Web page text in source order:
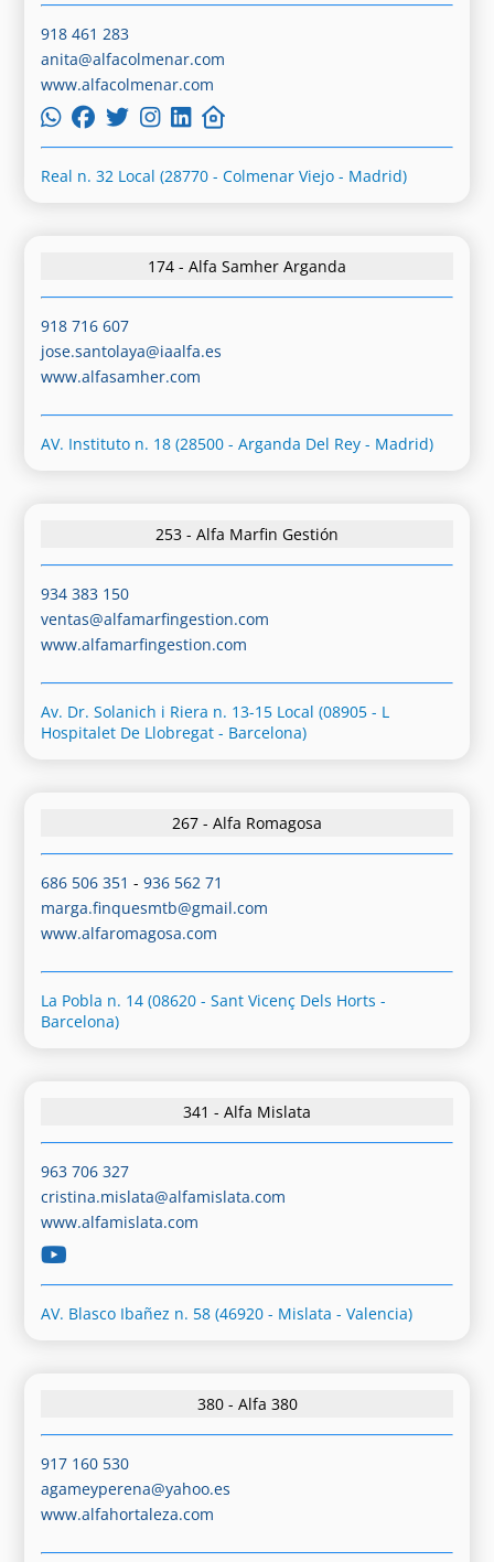
918 461 283
anita@alfacolmenar.com
www.alfacolmenar.com
Real n. 32 Local (28770 - Colmenar Viejo - Madrid)
174 - Alfa Samher Arganda
918 716 607
jose.santolaya@iaalfa.es
www.alfasamher.com
AV. Instituto n. 18 (28500 - Arganda Del Rey - Madrid)
253 - Alfa Marfin Gestión
934 383 150
ventas@alfamarfingestion.com
www.alfamarfingestion.com
Av. Dr. Solanich i Riera n. 13-15 Local (08905 - L
Hospitalet De Llobregat - Barcelona)
267 - Alfa Romagosa
686 506 351 -936 562 71
marga.finquesmtb@gmail.com
www.alfaromagosa.com
La Pobla n. 14 (08620 - Sant Vicenç Dels Horts -
Barcelona)
341 - Alfa Mislata
963 706 327
cristina.mislata@alfamislata.com
www.alfamislata.com
AV. Blasco Ibañez n. 58 (46920 - Mislata - Valencia)
380 - Alfa 380
917 160 530
agameyperena@yahoo.es
www.alfahortaleza.com